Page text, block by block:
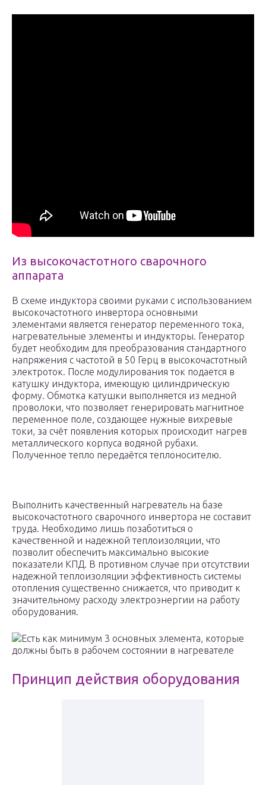
Из высокочастотного сварочного
аппарата
В схеме индуктора своими руками с использованием
высокочастотного инвертора основными
элементами является генератор переменного тока,
нагревательные элементы и индукторы. Генератор
будет необходим для преобразования стандартного
напряжения с частотой в 50 Герц в высокочастотный
электроток. После модулирования ток подается в
катушку индуктора, имеющую цилиндрическую
форму. Обмотка катушки выполняется из медной
проволоки, что позволяет генерировать магнитное
переменное поле, создающее нужные вихревые
токи, за счёт появления которых происходит нагрев
металлического корпуса водяной рубахи.
Полученное тепло передаётся теплоносителю.
Выполнить качественный нагреватель на базе
высокочастотного сварочного инвертора не составит
труда. Необходимо лишь позаботиться о
качественной и надежной теплоизоляции, что
позволит обеспечить максимально высокие
показатели КПД. В противном случае при отсутствии
надежной теплоизоляции эффективность системы
отопления существенно снижается, что приводит к
значительному расходу электроэнергии на работу
оборудования.
Есть как минимум 3 основных элемента, которые
должны быть в рабочем состоянии в нагревателе
Принцип действия оборудования